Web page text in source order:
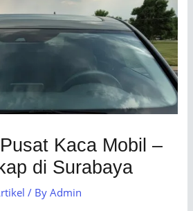
Kaca Mobil –
di Surabaya
/ ByAdmin